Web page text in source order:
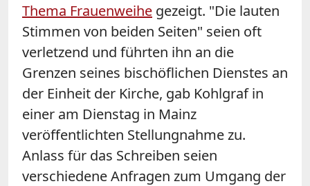
Thema Frauenweihe gezeigt. "Die lauten
Stimmen von beiden Seiten" seien oft
verletzend und führten ihn an die
Grenzen seines bischöflichen Dienstes an
der Einheit der Kirche, gab Kohlgraf in
einer am Dienstag in Mainz
veröffentlichten Stellungnahme zu.
Anlass für das Schreiben seien
verschiedene Anfragen zum Umgang der